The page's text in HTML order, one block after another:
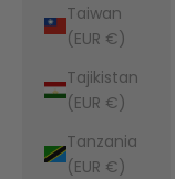
Taiwan
(EUR €)
Tajikistan
(EUR €)
Tanzania
(EUR €)